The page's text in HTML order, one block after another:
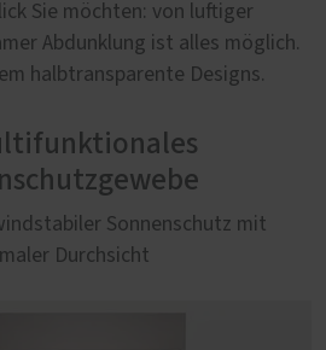
Sie möchten: von luftiger
Abdunklung ist alles möglich.
halbtransparente Designs.
Sonnenschutz mit
Durchsicht